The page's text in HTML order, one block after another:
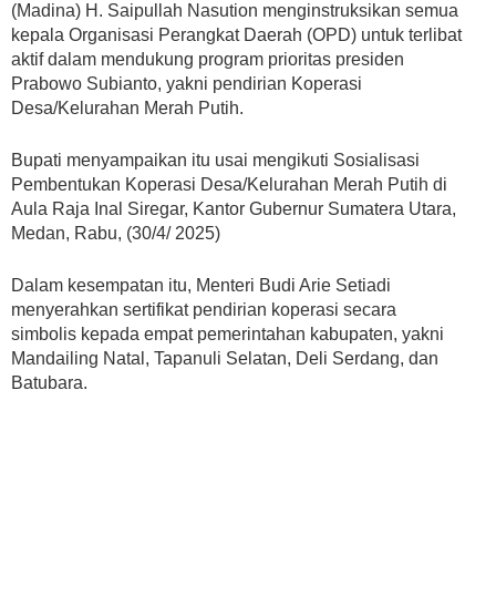
(Madina) H. Saipullah Nasution menginstruksikan semua
kepala Organisasi Perangkat Daerah (OPD) untuk terlibat
aktif dalam mendukung program prioritas presiden
Prabowo Subianto, yakni pendirian Koperasi
Desa/Kelurahan Merah Putih.
Bupati menyampaikan itu usai mengikuti Sosialisasi
Pembentukan Koperasi Desa/Kelurahan Merah Putih di
Aula Raja Inal Siregar, Kantor Gubernur Sumatera Utara,
Medan, Rabu, (30/4/ 2025)
Dalam kesempatan itu, Menteri Budi Arie Setiadi
menyerahkan sertifikat pendirian koperasi secara
simbolis kepada empat pemerintahan kabupaten, yakni
Mandailing Natal, Tapanuli Selatan, Deli Serdang, dan
Batubara.